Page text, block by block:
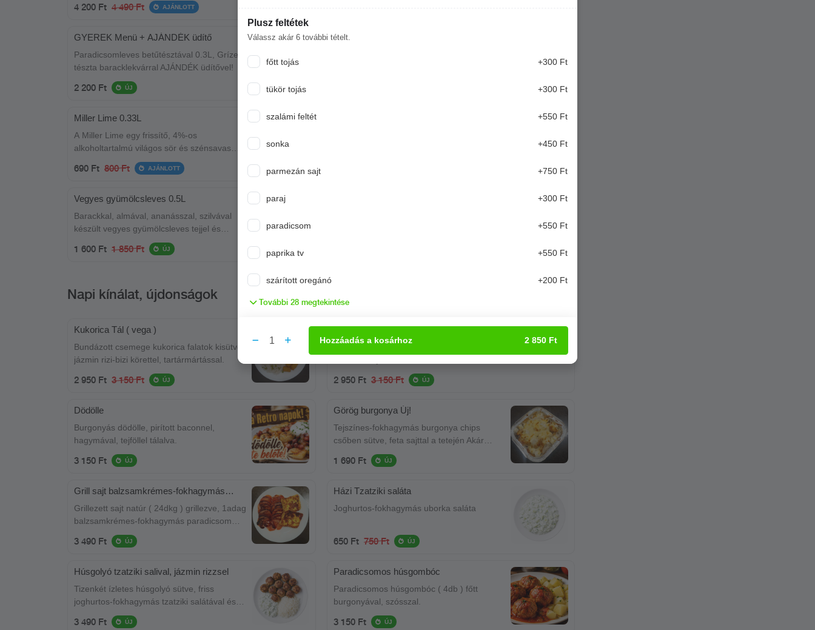
4 200 Ft 4 490 Ft AJÁNLOTT
GYEREK Menü + AJÁNDÉK üdítő
Paradicsomleves betűtésztával 0.3L, Grízes
tészta baracklekvárral AJÁNDÉK üdítővel!
2 200 Ft ÚJ
Málnakrémleves 0.5L
Miller Lime 0.33L
A Miller Lime egy frissítő, 4%-os
alkoholtartalmú világos sör és szénsavas
lime ízű ital keveréke
690 Ft 800 Ft AJÁNLOTT
Vegyes gyümölcsleves 0.5L
Barackkal, almával, ananásszal, szilvával
készült vegyes gyümölcsleves tejjel és
1 600 Ft 1 850 Ft ÚJ
Napi kínálat, újdonságok
Kukorica Tál ( vega )
Bundázott csemege kukorica falatok kisütve,
jázmin rizi-bizi körettel, tartármártással.
2 950 Ft 3 150 Ft ÚJ
Zöldbab Tál ( vega )
Bundázott zöldbab csíkok kisütve, kukoricás jázmin rizzsel,
2 950 Ft 3 150 Ft ÚJ
Dödölle
Burgonyás dödölle, pirított baconnel,
hagymával, tejföllel tálalva.
3 150 Ft ÚJ
Görög burgonya Új!
Tejszínes-fokhagymás burgonya chips
csőben sütve, feta sajttal a tetején Akár
önálló ételnek is kiváló!
1 690 Ft ÚJ
Grill sajt balzsamkrémes-fokhagymás
Grillezett sajt natúr ( 24dkg ) grillezve, 1adag
balzsamkrémes-fokhagymás paradicsom
falatokkal tálalva
3 490 Ft ÚJ
Házi Tzatziki saláta
Joghurtos-fokhagymás uborka saláta
650 Ft 750 Ft ÚJ
Húsgolyó tzatziki salival, jázmin rizzsel
Tizenkét ízletes húsgolyó sütve, friss
joghurtos-fokhagymás tzatziki salátával és
illatos jázmin rizzsel tálalva.
3 490 Ft ÚJ
Paradicsomos húsgombóc
Paradicsomos húsgombóc ( 4db ) főtt
burgonyával, szósszal.
3 150 Ft ÚJ
Plusz feltétek
Válassz akár 6 további tételt.
főtt tojás +300 Ft
tükör tojás +300 Ft
szalámi feltét +550 Ft
sonka +450 Ft
parmezán sajt +750 Ft
paraj +300 Ft
paradicsom +550 Ft
paprika tv +550 Ft
szárított oregánó +200 Ft
További 28 megtekintése
1 Hozzáadás a kosárhoz 2 850 Ft